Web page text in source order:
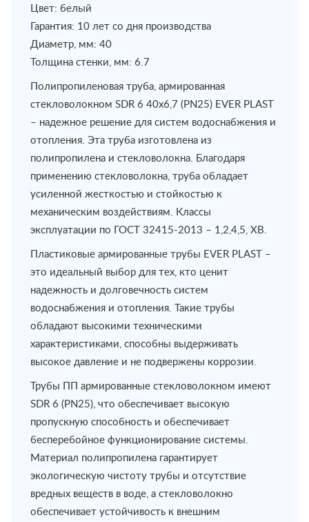
Цвет: белый
Гарантия: 10 лет со дня производства
Диаметр, мм: 40
Толщина стенки, мм: 6.7
Полипропиленовая труба, армированная
стекловолокном SDR 6 40х6,7 (PN25) EVER PLAST
– надежное решение для систем водоснабжения и
отопления. Эта труба изготовлена из
полипропилена и стекловолокна. Благодаря
применению стекловолокна, труба обладает
усиленной жесткостью и стойкостью к
механическим воздействиям. Классы
эксплуатации по ГОСТ 32415-2013 – 1,2,4,5, ХВ.
Пластиковые армированные трубы EVER PLAST –
это идеальный выбор для тех, кто ценит
надежность и долговечность систем
водоснабжения и отопления. Такие трубы
обладают высокими техническими
характеристиками, способны выдерживать
высокое давление и не подвержены коррозии.
Трубы ПП армированные стекловолокном имеют
SDR 6 (PN25), что обеспечивает высокую
пропускную способность и обеспечивает
бесперебойное функционирование системы.
Материал полипропилена гарантирует
экологическую чистоту трубы и отсутствие
вредных веществ в воде, а стекловолокно
обеспечивает устойчивость к внешним